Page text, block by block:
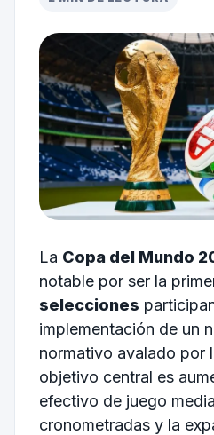
La Copa del Mundo
notable por ser la
selecciones
implementación de un
normativo avalado por
objetivo central es
efectivo de juego
cronometradas y la